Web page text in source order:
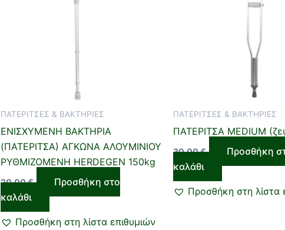
ΠΑΤΕΡΙΤΣΕΣ & ΒΑΚΤΗΡΙΕΣ
ΕΝΙΣΧΥΜΕΝΗ ΒΑΚΤΗΡΙΑ
(ΠΑΤΕΡΙΤΣΑ) ΑΓΚΩΝΑ ΑΛΟΥΜΙΝΙΟΥ
ΡΥΘΜΙΖΟΜΕΝΗ HERDEGEN 150kg
20,00€
Προσθήκη στο
καλάθι
Προσθήκη στη λίστα επιθυμιών
ΠΑΤΕΡΙΤΣΕΣ & ΒΑΚΤΗΡΙΕΣ
ΠΑΤΕΡΙΤΣΑ MEDIUM
30,00€
Προσθήκη
καλάθι
Προσθήκη στη λίστα